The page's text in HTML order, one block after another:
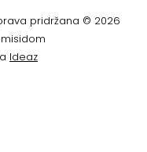
pridržana © 2026
Ideaz